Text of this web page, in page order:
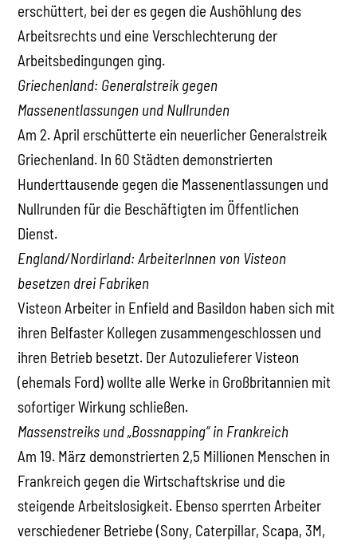
erschüttert, bei der es gegen die Aushöhlung des
Arbeitsrechts und eine Verschlechterung der
Arbeitsbedingungen ging.
Griechenland: Generalstreik gegen
Massenentlassungen und Nullrunden
Am 2. April erschütterte ein neuerlicher Generalstreik
Griechenland. In 60 Städten demonstrierten
Hunderttausende gegen die Massenentlassungen und
Nullrunden für die Beschäftigten im Öffentlichen
Dienst.
England/Nordirland: ArbeiterInnen von Visteon
besetzen drei Fabriken
Visteon Arbeiter in Enfield and Basildon haben sich mit
ihren Belfaster Kollegen zusammengeschlossen und
ihren Betrieb besetzt. Der Autozulieferer Visteon
(ehemals Ford) wollte alle Werke in Großbritannien mit
sofortiger Wirkung schließen.
Massenstreiks und „Bossnapping“ in Frankreich
Am 19. März demonstrierten 2,5 Millionen Menschen in
Frankreich gegen die Wirtschaftskrise und die
steigende Arbeitslosigkeit. Ebenso sperrten Arbeiter
verschiedener Betriebe (Sony, Caterpillar, Scapa, 3M,